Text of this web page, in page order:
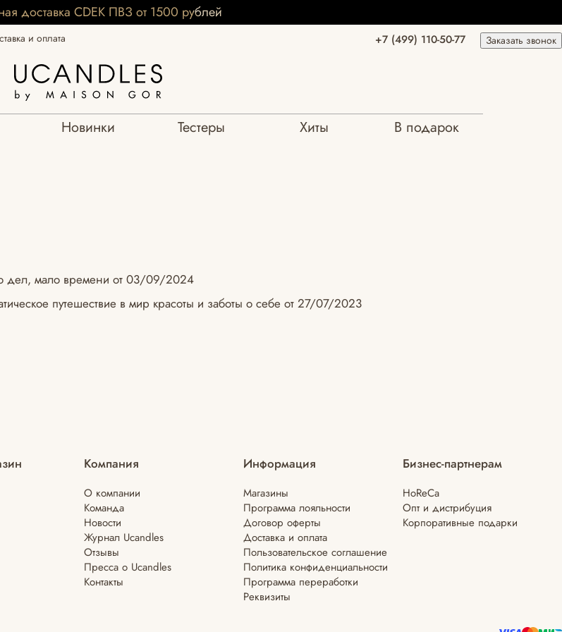
доставка CDEK ПВЗ от 1500 рублей
и оплата +7 (499) 110-50-77 Заказать звонок
Новинки Тестеры Хиты В подарок
дел, мало времени от 03/09/2024
путешествие в мир красоты и заботы о себе от 27/07/2023
Компания
О компании
Команда
Новости
Журнал Ucandles
Отзывы
Пресса о Ucandles
Контакты
Информация
Магазины
Программа лояльности
Договор оферты
Доставка и оплата
Пользовательское соглашение
Политика конфиденциальности
Программа переработки
Реквизиты
Бизнес-партнерам
HoReCa
Опт и дистрибуция
Корпоративные подарки